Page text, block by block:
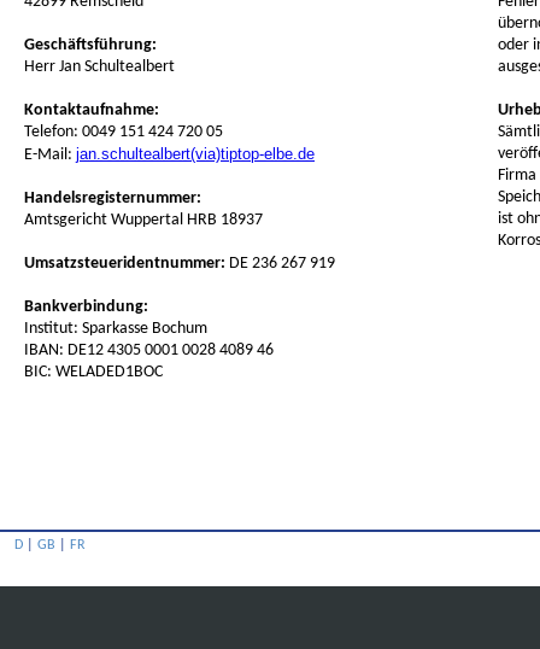
Geschäftsführung:
Herr Jan Schultealbert
Kontaktaufnahme:
Telefon: 0049 151 424 720 05
E-Mail: jan.schultealbert(via)tiptop-elbe.de
Handelsregisternummer:
Amtsgericht Wuppertal HRB 18937
Umsatzsteueridentnummer: DE 236 267 919
Bankverbindung:
Institut: Sparkasse Bochum
IBAN: DE12 4305 0001 0028 4089 46
BIC: WELADED1BOC
oder
ist
D GB FR